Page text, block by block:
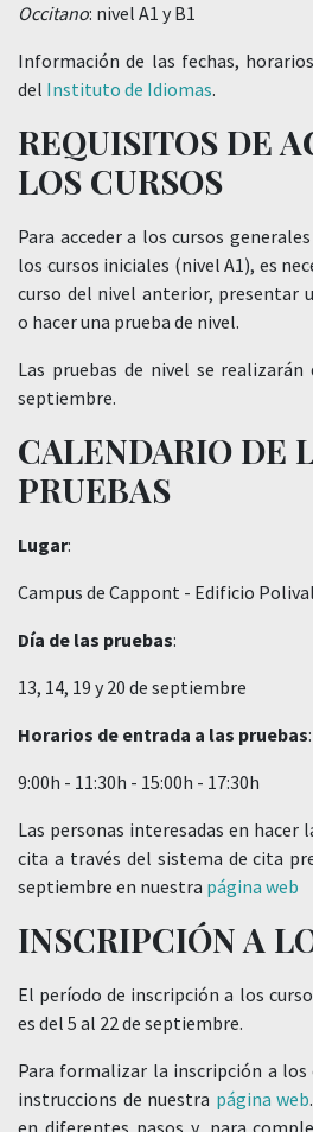
Occitano: nivel A1 y B1
Información de las fechas,
del Instituto de Idiomas.
REQUISITOS DE
LOS CURSOS
Para acceder a los cursos
los cursos iniciales (nivel A1), es
curso del nivel anterior, presentar
o hacer una prueba de nivel.
Las pruebas de nivel se realizarán
septiembre.
CALENDARIO DE
PRUEBAS
Lugar:
Campus de Cappont - Edificio
Día de las pruebas:
13, 14, 19 y 20 de septiembre
Horarios de entrada a las pruebas:
9:00h - 11:30h - 15:00h - 17:30h
Las personas interesadas en hacer
cita a través del sistema de cita
septiembre en nuestra página web
INSCRIPCIÓN A
El período de inscripción a los
es del 5 al 22 de septiembre.
Para formalizar la inscripción a los
instruccions de nuestra página web
en diferentes pasos y, para